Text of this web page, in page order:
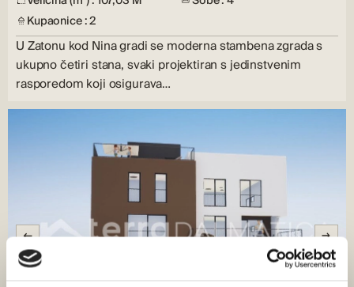
Kupaonice : 2
U Zatonu kod Nina gradi se moderna stambena zgrada s
ukupno četiri stana, svaki projektiran s jedinstvenim
rasporedom koji osigurava…